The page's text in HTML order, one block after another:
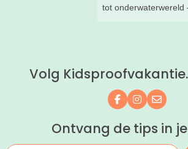
tot onderwaterwereld
Volg
Volg ons op
Volg ons op
Mail ons
Ontvang de tips in